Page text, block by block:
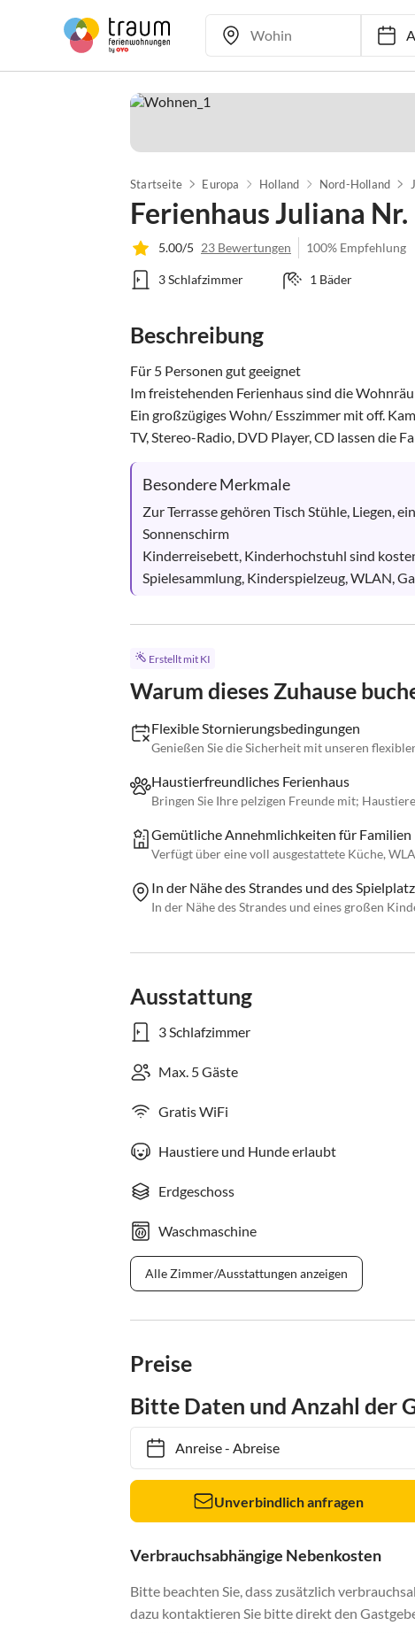
Startseite Europa Holland Nord-Holland
Ferienhaus Juliana
5.00/5 23 Bewertungen 100% Empfehlung
3 Schlafzimmer 1 Bäder
Beschreibung
Für 5 Personen gut geeignet
Im freistehenden Ferienhaus sind die
Ein großzügiges Wohn/ Esszimmer mit off.
TV, Stereo-Radio, DVD Player, CD lassen die
Besondere Merkmale
Zur Terrasse gehören Tisch Stühle, Liegen,
Sonnenschirm
Kinderreisebett, Kinderhochstuhl sind
Spielesammlung, Kinderspielzeug, WLAN,
Erstellt mit KI
Warum dieses Zuhause
Flexible Stornierungsbedingungen
Genießen Sie die Sicherheit mit unseren
Haustierfreundliches Ferienhaus
Bringen Sie Ihre pelzigen Freunde mit;
Gemütliche Annehmlichkeiten für Familien
Verfügt über eine voll ausgestattete Küche,
In der Nähe des Strandes und des
In der Nähe des Strandes und eines großen
Ausstattung
3 Schlafzimmer
Max. 5 Gäste
Gratis WiFi
Haustiere und Hunde erlaubt
Erdgeschoss
Waschmaschine
Alle Zimmer/Ausstattungen anzeigen
Preise
Bitte Daten und Anzahl der
Anreise- Abreise
Unverbindlich anfragen
Verbrauchsabhängige Nebenkosten
Bitte beachten Sie, dass zusätzlich
dazu kontaktieren Sie bitte direkt den